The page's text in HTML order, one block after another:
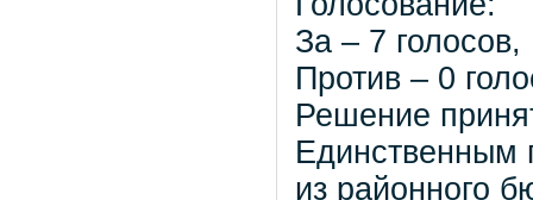
За – 7 голосов,
Против – 0
Решение
Единственным
из районного